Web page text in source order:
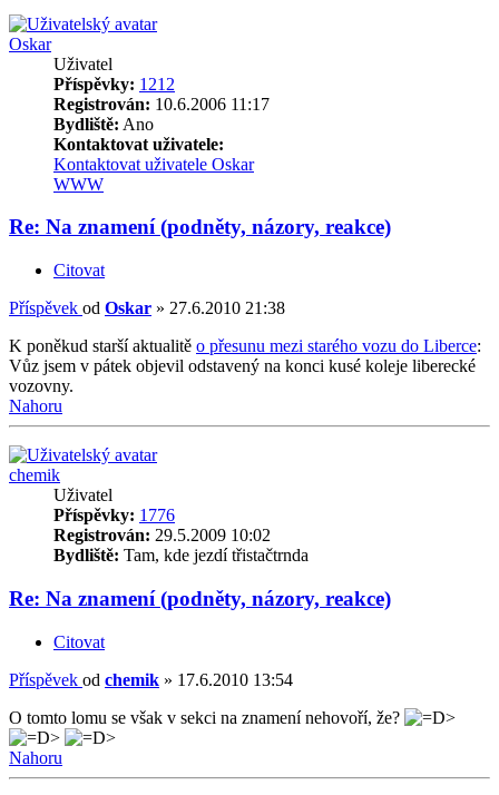
Oskar
Uživatel
Příspěvky: 1212
Registrován: 10.6.2006 11:17
Bydliště: Ano
Kontaktovat uživatele:
Kontaktovat uživatele Oskar
WWW
Re: Na znamení (podněty, názory, reakce)
Citovat
Příspěvek od Oskar » 27.6.2010 21:38
K poněkud starší aktualitě o přesunu mezi starého vozu do Liberce:
Vůz jsem v pátek objevil odstavený na konci kusé koleje liberecké
vozovny.
Nahoru
chemik
Uživatel
Příspěvky: 1776
Registrován: 29.5.2009 10:02
Bydliště: Tam, kde jezdí třistačtrnda
Re: Na znamení (podněty, názory, reakce)
Citovat
Příspěvek od chemik » 17.6.2010 13:54
O tomto lomu se však v sekci na znamení nehovoří, že?
Nahoru